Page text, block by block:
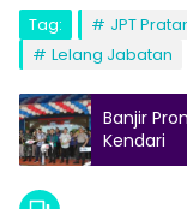
Tag: JPT
Lelang Jabatan
Banjir
Kendari